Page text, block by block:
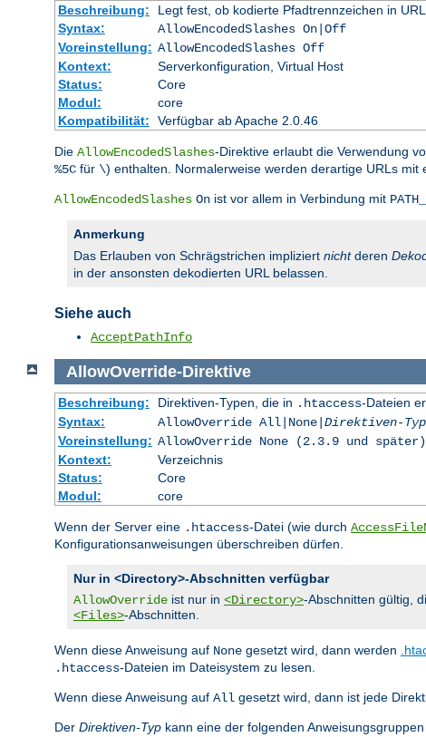
Beschreibung:
Legt fest, ob kodierte Pfadtrennzeichen in
Syntax:
AllowEncodedSlashes On|Off
Voreinstellung: AllowEncodedSlashes Off
Kontext:
Serverkonfiguration, Virtual Host
Status:
Core
Modul:
core
Kompatibilität:
Verfügbar ab Apache 2.0.46
Die AllowEncodedSlashes-Direktive erlaubt die Verwendung
%5C für \) enthalten. Normalerweise werden derartige URLs mit
AllowEncodedSlashes On ist vor allem in Verbindung mit
Anmerkung
Das Erlauben von Schrägstrichen impliziert nichtderen
in der ansonsten dekodierten URL belassen.
Siehe auch
AcceptPathInfo
AllowOverride-Direktive
Beschreibung: Direktiven-Typen, die in .htaccess-Dateien
Syntax:
AllowOverride All|None| Direktiven-Typ
Voreinstellung: AllowOverride None (2.3.9 und
Kontext:
Verzeichnis
Status:
Core
Modul:
core
Wenn der Server eine .htaccess-Datei (wie durch
Konfigurationsanweisungen überschreiben dürfen.
Nur in <Directory>-Abschnitten verfügbar
AllowOverride ist nur in <Directory>-Abschnitten gültig,
<Files>-Abschnitten.
Wenn diese Anweisung auf None gesetzt wird, dann werden
.htaccess-Dateien im Dateisystem zu lesen.
Wenn diese Anweisung auf All gesetzt wird, dann ist jede
Der Direktiven-Typ kann eine der folgenden Anweisungsgruppen